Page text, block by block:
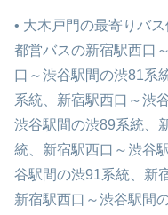
• 大木戸門の最寄りバ
都営バスの新宿駅西口
口～渋谷駅間の渋81系
系統、新宿駅西口～渋
渋谷駅間の渋89系統、
統、新宿駅西口～渋谷
谷駅間の渋91系統、新
新宿駅西口～渋谷駅間